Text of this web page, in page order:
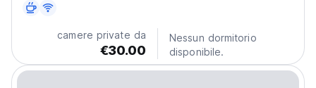
camere private da
€30.00
Nessun dormitorio
disponibile.